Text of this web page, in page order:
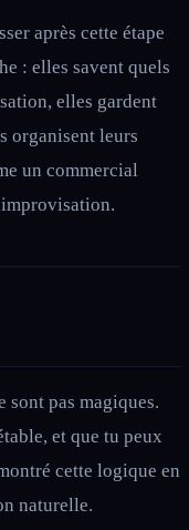
après cette étape
: elles savent quels
elles gardent
organisent leurs
un commercial
sont pas magiques.
et que tu peux
cette logique en
naturelle.